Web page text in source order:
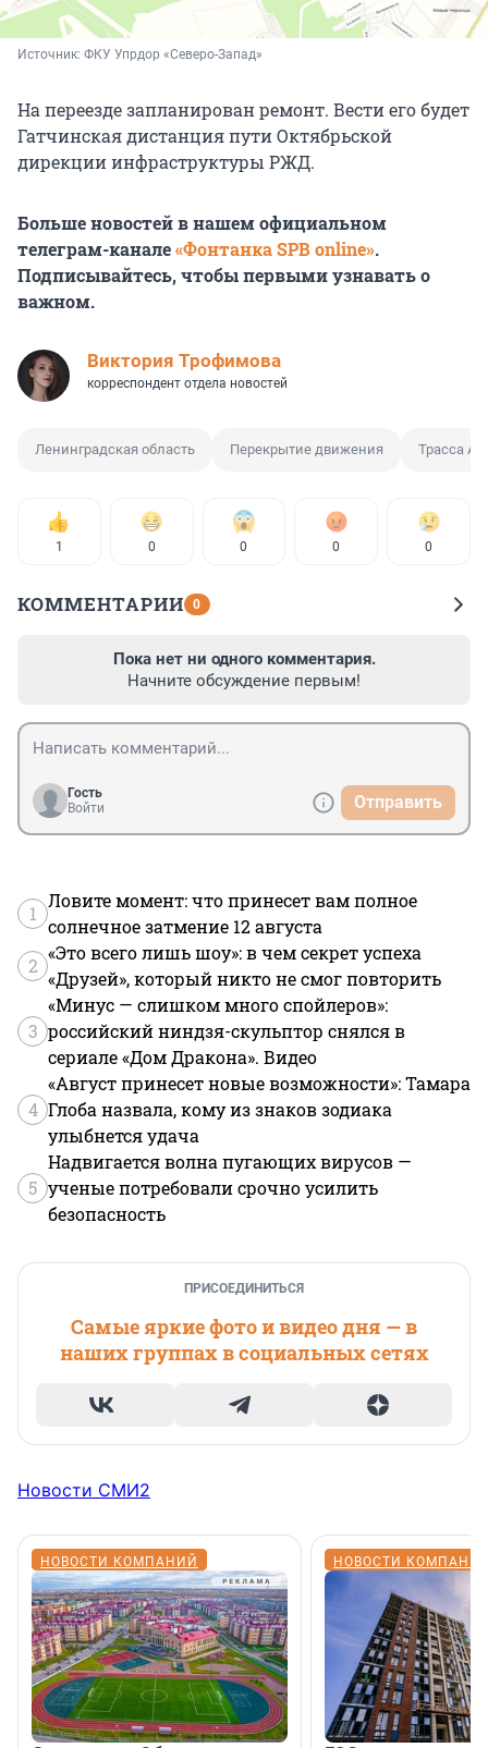
Источник: ФКУ Упрдор «Северо-Запад»
На переезде запланирован ремонт. Вести его будет
Гатчинская дистанция пути Октябрьской
дирекции инфраструктуры РЖД.
Больше новостей в нашем официальном
телеграм-канале«Фонтанка SPB online».
Подписывайтесь, чтобы первыми узнавать о
важном.
Виктория Трофимова
корреспондент отдела новостей
Ленинградская область Перекрытие движения Трасса А-
1 0 0 0 0
КОММЕНТАРИИ 0
Пока нет ни одного комментария.
Начните обсуждение первым!
Гость
Войти
Отправить
1
Ловите момент: что принесет вам полное
солнечное затмение 12 августа
2
«Это всего лишь шоу»: в чем секрет успеха
«Друзей», который никто не смог повторить
3
«Минус — слишком много спойлеров»:
российский ниндзя-скульптор снялся в
сериале «Дом Дракона». Видео
4
«Август принесет новые возможности»: Тамара
Глоба назвала, кому из знаков зодиака
улыбнется удача
5
Надвигается волна пугающих вирусов —
ученые потребовали срочно усилить
безопасность
ПРИСОЕДИНИТЬСЯ
Самые яркие фото и видео дня — в
наших группах в социальных сетях
Новости СМИ2
НОВОСТИ КОМПАНИЙ НОВОСТИ